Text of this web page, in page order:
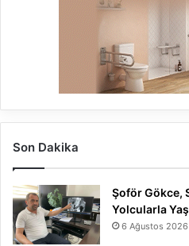
Son Dakika
Şoför Gökce,
Yolcularla
6 Ağustos 2026